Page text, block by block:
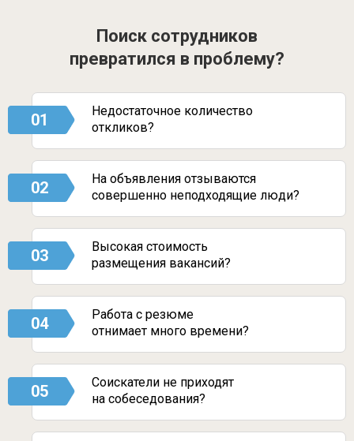
Поиск сотрудников
превратился в проблему?
01
Недостаточное количество
откликов?
02
На объявления отзываются
совершенно неподходящие люди?
03
Высокая стоимость
размещения вакансий?
04
Работа с резюме
отнимает много времени?
05
Соискатели не приходят
на собеседования?